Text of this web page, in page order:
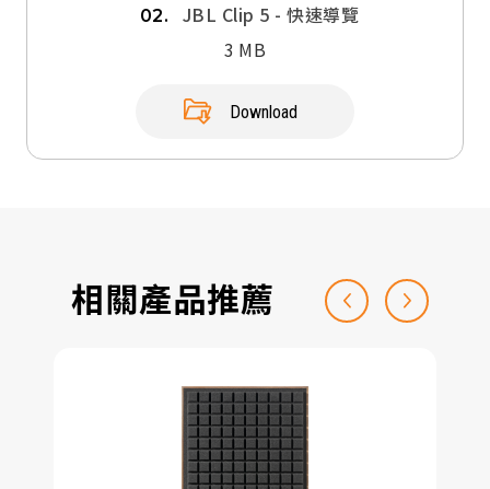
02.
JBL Clip 5 - 快速導覽
3 MB
Download
相關產品推薦